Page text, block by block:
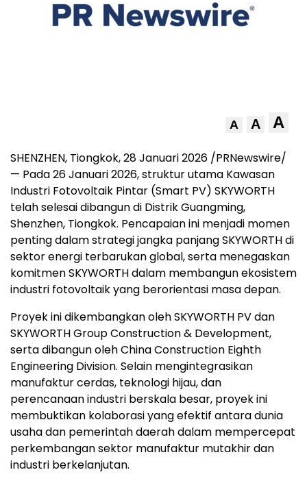
A A A
SHENZHEN, Tiongkok,28 Januari 2026 /PRNewswire/
— Pada 26 Januari 2026, struktur utama Kawasan
Industri Fotovoltaik Pintar (Smart PV) SKYWORTH
telah selesai dibangun di Distrik Guangming,
Shenzhen, Tiongkok. Pencapaian ini menjadi momen
penting dalam strategi jangka panjang SKYWORTH di
sektor energi terbarukan global, serta menegaskan
komitmen SKYWORTH dalam membangun ekosistem
industri fotovoltaik yang berorientasi masa depan.
Proyek ini dikembangkan oleh SKYWORTH PV dan
SKYWORTH Group Construction & Development,
serta dibangun oleh China Construction Eighth
Engineering Division. Selain mengintegrasikan
manufaktur cerdas, teknologi hijau, dan
perencanaan industri berskala besar, proyek ini
membuktikan kolaborasi yang efektif antara dunia
usaha dan pemerintah daerah dalam mempercepat
perkembangan sektor manufaktur mutakhir dan
industri berkelanjutan.